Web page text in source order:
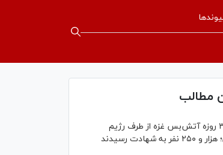
مطالب
نقض ۳۰۰ روزه آتش‌بس غزه از طرف رژیم
شهادت رسیدند